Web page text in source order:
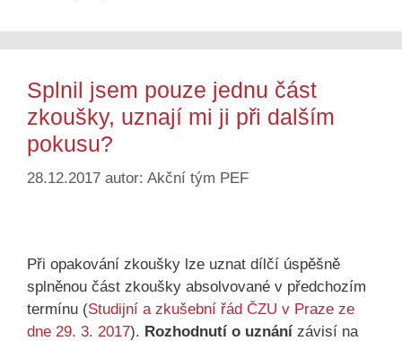
Splnil jsem pouze jednu část
zkoušky, uznají mi ji při dalším
pokusu?
28.12.2017 autor: Akční tým PEF
Při opakování zkoušky lze uznat dílčí úspěšně
splněnou část zkoušky absolvované v předchozím
termínu (Studijní a zkušební řád ČZU v Praze ze
dne 29. 3. 2017). Rozhodnutí o uznání závisí na